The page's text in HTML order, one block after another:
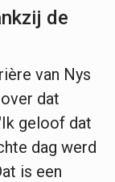
de
van Nys
dat
geloof dat
dag werd
is een